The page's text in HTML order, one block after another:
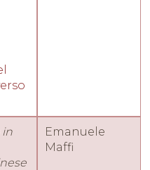
in
Emanuele
Maffi